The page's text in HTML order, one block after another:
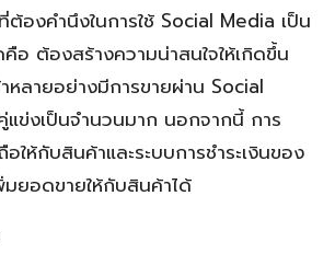
องคำนึงในการใช้ Social Media เป็น
อ ต้องสร้างความน่าสนใจให้เกิดขึ้น
หลายอย่างมีการขายผ่าน Social
แข่งเป็นจำนวนมาก นอกจากนี้ การ
ให้กับสินค้าและระบบการชำระเงินของ
มยอดขายให้กับสินค้าได้